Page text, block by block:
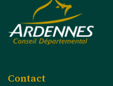
Contact